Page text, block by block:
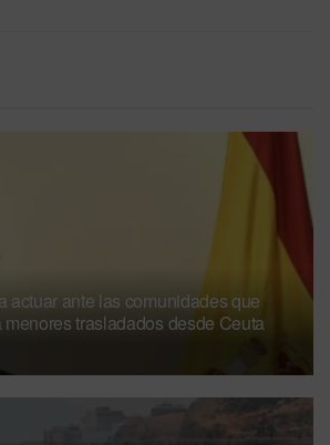
actuar ante las comunidades que
trasladados desde Ceuta